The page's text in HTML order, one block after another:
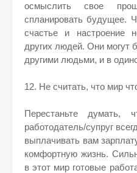
осмыслить свое
спланировать будущее.
счастье и настроение
других людей. Они могут
другими людьми, и в
12. Не считать, что мир
Перестаньте думать,
работодатель/супруг
выплачивать вам
комфортную жизнь.
в этот мир готовые